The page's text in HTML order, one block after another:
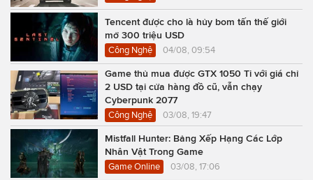
Tencent được cho là hủy bom tấn thế giới
mở 300 triệu USD
Công Nghệ 04/08, 09:54
Game thủ mua được GTX 1050 Ti với giá chỉ
2 USD tại cửa hàng đồ cũ, vẫn chạy
Cyberpunk 2077
Công Nghệ 03/08, 19:47
Mistfall Hunter: Bảng Xếp Hạng Các Lớp
Nhân Vật Trong Game
Game Online 03/08, 17:06